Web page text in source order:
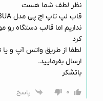
نظر لطف شما هست
نداریم اما قالب دستگاه رو
کرد
لطفا از طریق واتس آپ و
ارسال بفرمایید.
باتشکر
۰
پاسخ